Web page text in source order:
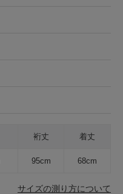
裄丈 着丈
95cm 68cm
サイズの測り方について